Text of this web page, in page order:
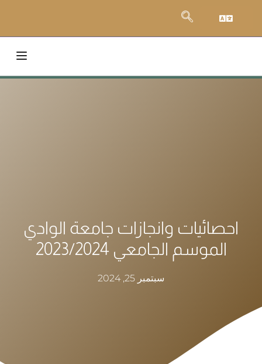
احصائيات وانجازات جامعة الوادي
الموسم الجامعي 2023/2024
سبتمبر 25, 2024